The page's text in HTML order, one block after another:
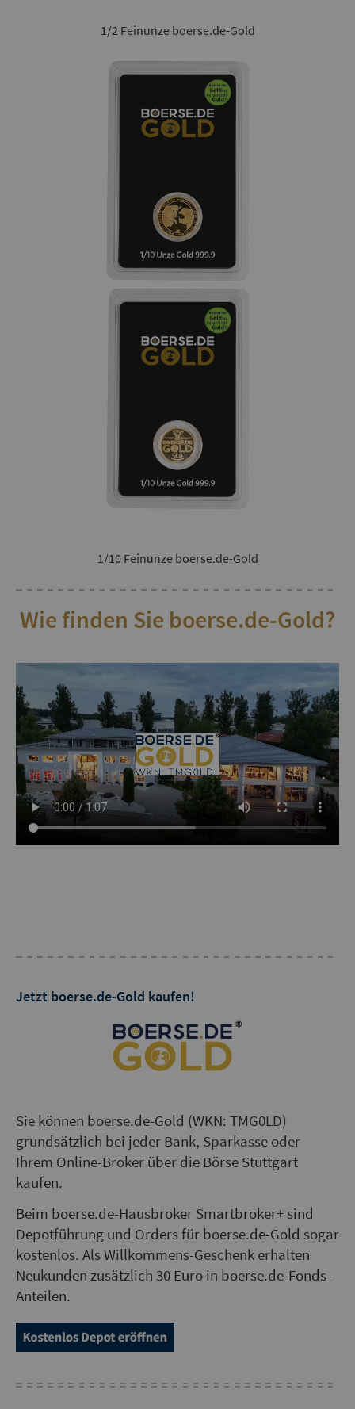
1/2 Feinunze boerse.de-Gold
1/10 Feinunze boerse.de-Gold
Wie finden Sie boerse.de-Gold?
Jetzt boerse.de-Gold kaufen!
Sie können boerse.de-Gold (WKN: TMG0LD)
grundsätzlich bei jeder Bank, Sparkasse oder
Ihrem Online-Broker über die Börse Stuttgart
kaufen.
Beim boerse.de-Hausbroker Smartbroker+ sind
Depotführung und Orders für boerse.de-Gold sogar
kostenlos. Als Willkommens-Geschenk erhalten
Neukunden zusätzlich 30 Euro in boerse.de-Fonds-
Anteilen.